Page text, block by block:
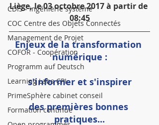
CDIS - ingénièrie système
COC Centre des Objets Connectés
Management de Projet
COFOR - Coopération
Programm auf Deutsch
Learning Labs CPI
PrimeSphère cabinet conseil
Formation continue
Liège, le 03 octobre 2017 à partir de
08:45
Enjeux de la transformation
numérique :
s'informer et s'inspirer
des premières bonnes
pratiques...